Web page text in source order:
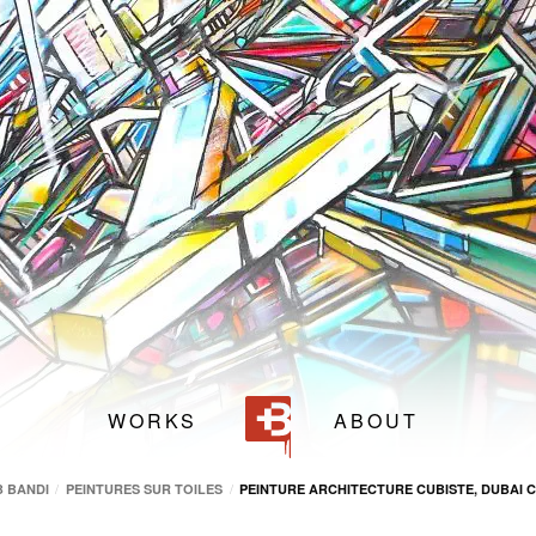
WORKS ABOUT
200 cm 280 cm
Art Gallery Dubai ,Villa 23, 10B Street, Jumeirah 1,Dubai (
BANDI PEINTURES SUR TOILES